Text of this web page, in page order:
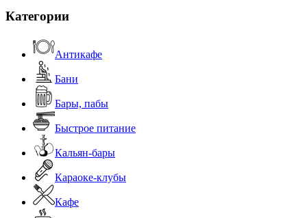
Категории
Антикафе
Бани
Бары, пабы
Быстрое питание
Кальян-бары
Караоке-клубы
Кафе